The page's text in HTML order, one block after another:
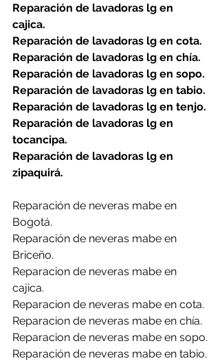
Reparación de lavadoras lg en
cajica.
Reparación de lavadoras lg en cota.
Reparación de lavadoras lg en chía.
Reparación de lavadoras lg en sopo.
Reparación de lavadoras lg en tabio.
Reparación de lavadoras lg en tenjo.
Reparación de lavadoras lg en
tocancipa.
Reparación de lavadoras lg en
zipaquirá.
Reparación de neveras mabe en
Bogotá.
Reparación de neveras mabe en
Briceño.
Reparacion de neveras mabe en
cajica.
Reparacion de neveras mabe en cota.
Reparacion de neveras mabe en chía.
Reparacion de neveras mabe en sopo.
Reparación de neveras mabe en tabio.